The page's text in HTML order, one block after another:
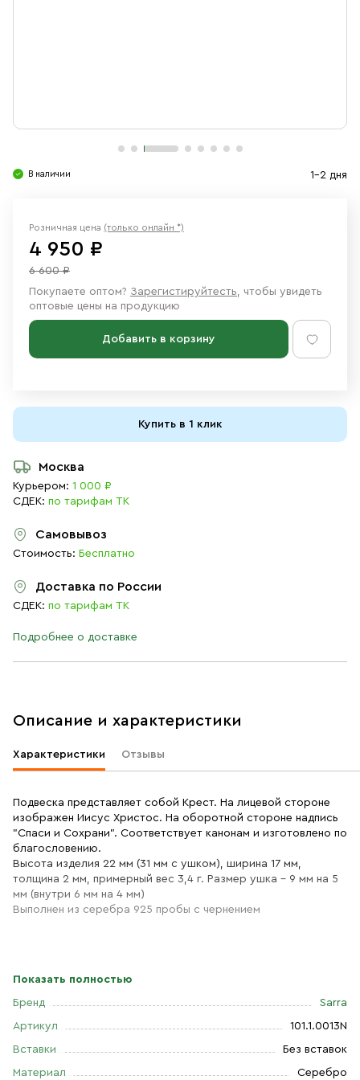
В наличии 1-2 дня
Розничная цена (только онлайн *)
4 950 ₽
6 600 ₽
Покупаете оптом? Зарегистируйтесть, чтобы увидеть
оптовые цены на продукцию
Добавить в корзину
Купить в 1 клик
Москва
Курьером: 1 000 ₽
СДЕК: по тарифам ТК
Самовывоз
Стоимость: Бесплатно
Доставка по России
СДЕК: по тарифам ТК
Подробнее о доставке
Описание и характеристики
Характеристики Отзывы
Подвеска представляет собой Крест. На лицевой стороне
изображен Иисус Христос. На оборотной стороне надпись
"Спаси и Сохрани". Соответствует канонам и изготовлено по
благословению.
Высота изделия 22 мм (31 мм с ушком), ширина 17 мм,
толщина 2 мм, примерный вес 3,4 г. Размер ушка - 9 мм на 5
мм (внутри 6 мм на 4 мм)
Выполнен из серебра 925 пробы с чернением
Показать полностью
Бренд Sarra
Артикул 101.1.0013N
Вставки Без вставок
Материал Серебро